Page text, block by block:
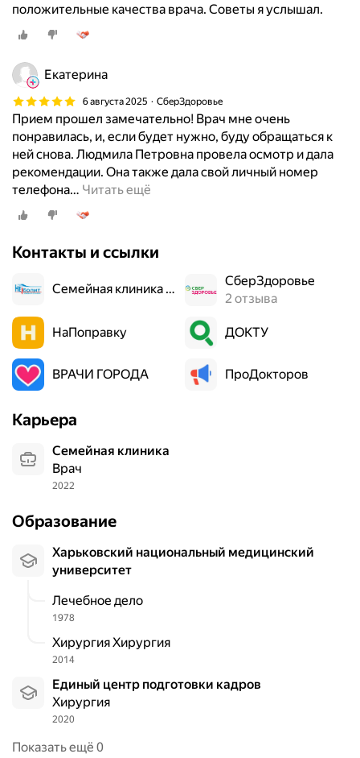
положительные качества врача. Советы я услышал.
Екатерина
6 августа 2025 СберЗдоровье
Прием прошел замечательно! Врач мне очень
понравилась, и, если будет нужно, буду обращаться к
ней снова. Людмила Петровна провела осмотр и дала
рекомендации. Она также дала свой личный номер
телефона… Читать ещё
Контакты и ссылки
Семейная клиника "Не болит"
СберЗдоровье
2 отзыва
НаПоправку ДОКТУ
ВРАЧИ ГОРОДА ПроДокторов
Карьера
Семейная клиника
врач
2022
Образование
Харьковский национальный медицинский
университет
Лечебное дело
1978
Хирургия Хирургия
2014
Единый центр подготовки кадров
Хирургия
2020
Показать ещё 0